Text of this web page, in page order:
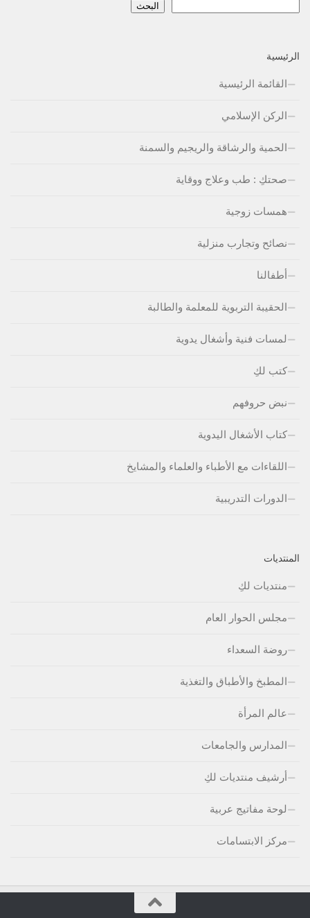
البحث
الرئيسية
القائمة الرئيسية
الركن الإسلامي
الحمية والرشاقة والريجيم والسمنة
صحتكِ : طب وعلاج ووقاية
همسات زوجية
نصائح وتجارب منزلية
أطفالنا
الحقيبة التربوية للمعلمة والطالبة
لمسات فنية وأشغال يدوية
كتب لكِ
نبض حروفهم
كتاب الأشغال اليدوية
اللقاءات مع الأطباء والعلماء والمشايخ
الدورات التدريبية
المنتديات
منتديات لكِ
مجلس الحوار العام
روضة السعداء
المطبخ والأطباق والتغذية
عالم المرأة
المدارس والجامعات
أرشيف منتديات لكِ
لوحة مفاتيج عربية
مركز الابتسامات